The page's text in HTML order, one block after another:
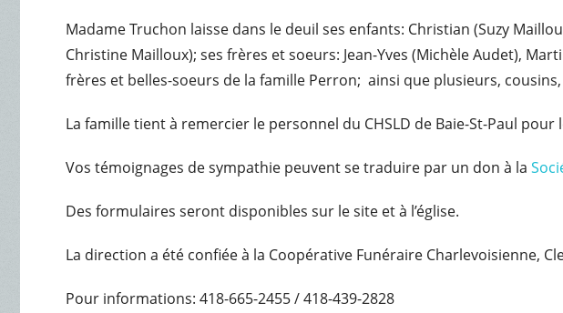
Madame Truchon laisse dans le deuil ses enfants: Christian (Suzy
Christine Mailloux); ses frères et soeurs: Jean-Yves (Michèle Audet),
frères et belles-soeurs de la famille Perron; ainsi que plusieurs,
La famille tient à remercier le personnel du CHSLD de Baie-St-Paul
Vos témoignages de sympathie peuvent se traduire par un don à la
Des formulaires seront disponibles sur le site et à l’église.
La direction a été confiée à la Coopérative Funéraire Charlevoisienne,
Pour informations: 418-665-2455 / 418-439-2828